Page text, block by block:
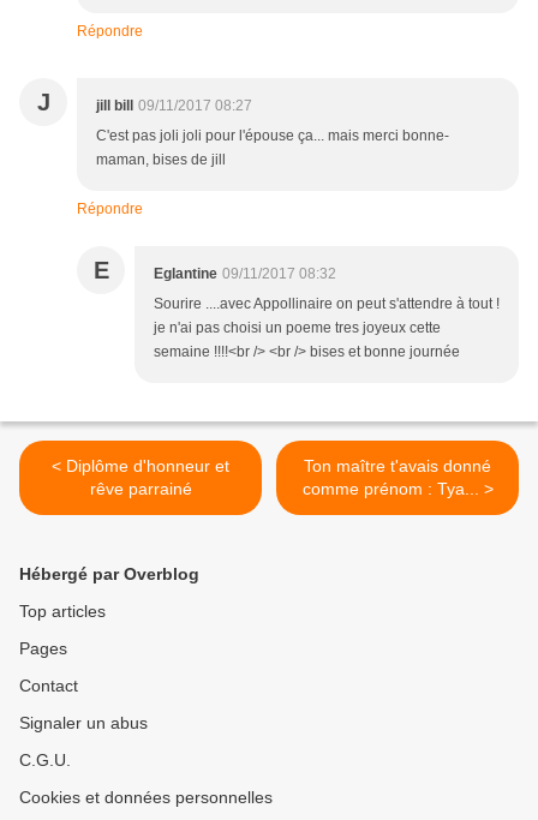
Répondre
J jill bill
09/11/2017 08:27
C'est pas joli joli pour l'épouse ça... mais merci bonne-
maman, bises de jill
Répondre
E Eglantine 09/11/2017 08:32
Sourire ....avec Appollinaire on peut s'attendre à tout !
je n'ai pas choisi un poeme tres joyeux cette
semaine !!!!<br /> <br /> bises et bonne journée
< Diplôme d'honneur et
rêve parrainé
Ton maître t'avais donné
comme prénom : Tya... >
Hébergé par Overblog
Top articles
Pages
Contact
Signaler un abus
C.G.U.
Cookies et données personnelles